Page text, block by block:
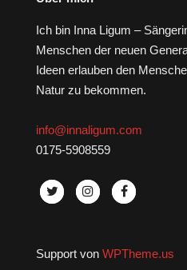
Ich bin Inna Ligum –
Menschen der neuen
Ideen erlauben den
Natur zu bekommen.
info@innaligum.com
0175-5908559
Support von WPTheme.us